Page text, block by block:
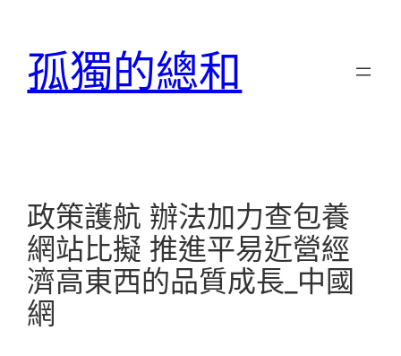
孤獨的總和
政策護航 辦法加力查包養
網站比擬 推進平易近營經
濟高東西的品質成長_中國
網